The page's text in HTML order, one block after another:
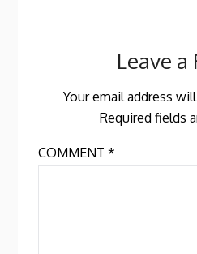
Leave a
Your email address
Required fields
COMMENT*